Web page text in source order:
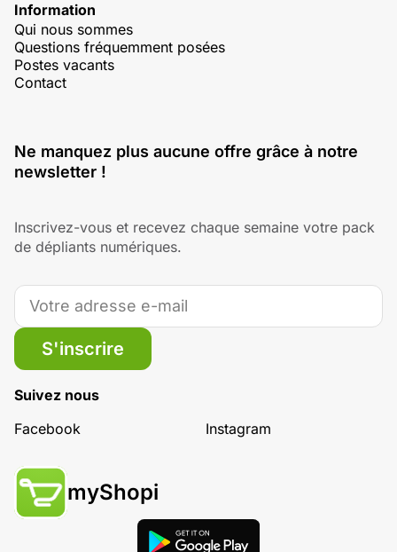
Information
Qui nous sommes
Questions fréquemment posées
Postes vacants
Contact
Ne manquez plus aucune offre grâce à notre
newsletter !
Inscrivez-vous et recevez chaque semaine votre pack
de dépliants numériques.
S'inscrire
Suivez nous
Facebook
Instagram
myShopi